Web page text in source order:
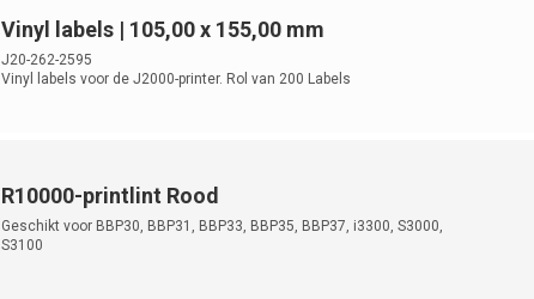
Vinyl labels | 105,00 x 155,00 mm
J20-262-2595
Vinyl labels voor de J2000-printer. Rol van 200 Labels
R10000-printlint Rood
Geschikt voor BBP30, BBP31, BBP33, BBP35, BBP37, i3300, S3000,
S3100